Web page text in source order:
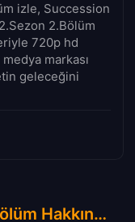
izle, Succession
2.Bölüm
720p hd
markası
geleceğini
Succession : 2.Sezon 2.Bölüm Hakkında Yorumlar